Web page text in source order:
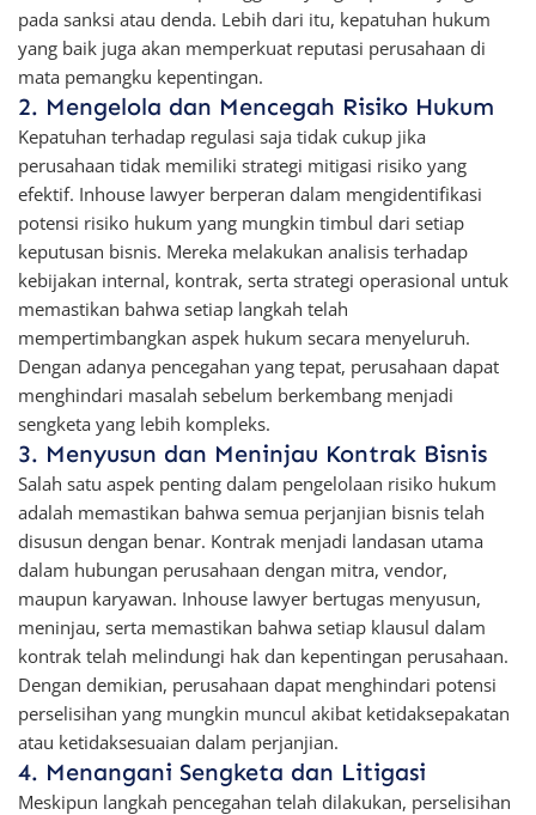
pada sanksi atau denda. Lebih dari itu, kepatuhan hukum
yang baik juga akan memperkuat reputasi perusahaan di
mata pemangku kepentingan.
2. Mengelola dan Mencegah Risiko Hukum
Kepatuhan terhadap regulasi saja tidak cukup jika
perusahaan tidak memiliki strategi mitigasi risiko yang
efektif. Inhouse lawyer berperan dalam mengidentifikasi
potensi risiko hukum yang mungkin timbul dari setiap
keputusan bisnis. Mereka melakukan analisis terhadap
kebijakan internal, kontrak, serta strategi operasional untuk
memastikan bahwa setiap langkah telah
mempertimbangkan aspek hukum secara menyeluruh.
Dengan adanya pencegahan yang tepat, perusahaan dapat
menghindari masalah sebelum berkembang menjadi
sengketa yang lebih kompleks.
3. Menyusun dan Meninjau Kontrak Bisnis
Salah satu aspek penting dalam pengelolaan risiko hukum
adalah memastikan bahwa semua perjanjian bisnis telah
disusun dengan benar. Kontrak menjadi landasan utama
dalam hubungan perusahaan dengan mitra, vendor,
maupun karyawan. Inhouse lawyer bertugas menyusun,
meninjau, serta memastikan bahwa setiap klausul dalam
kontrak telah melindungi hak dan kepentingan perusahaan.
Dengan demikian, perusahaan dapat menghindari potensi
perselisihan yang mungkin muncul akibat ketidaksepakatan
atau ketidaksesuaian dalam perjanjian.
4. Menangani Sengketa dan Litigasi
Meskipun langkah pencegahan telah dilakukan, perselisihan